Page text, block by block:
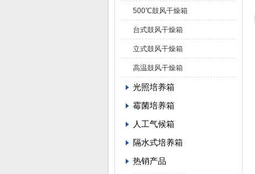
500℃鼓风干燥箱
台式鼓风干燥箱
立式鼓风干燥箱
高温鼓风干燥箱
光照培养箱
霉菌培养箱
人工气候箱
隔水式培养箱
热销产品